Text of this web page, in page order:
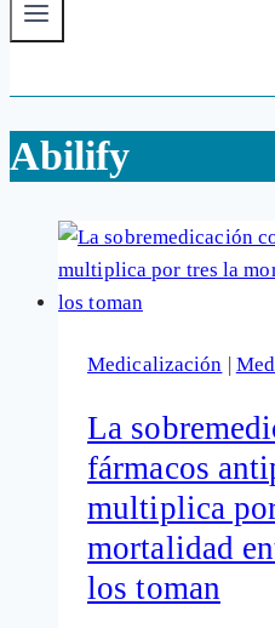
Abilify
Medicalización
La
fármacos
multiplica
mortalidad
los toman